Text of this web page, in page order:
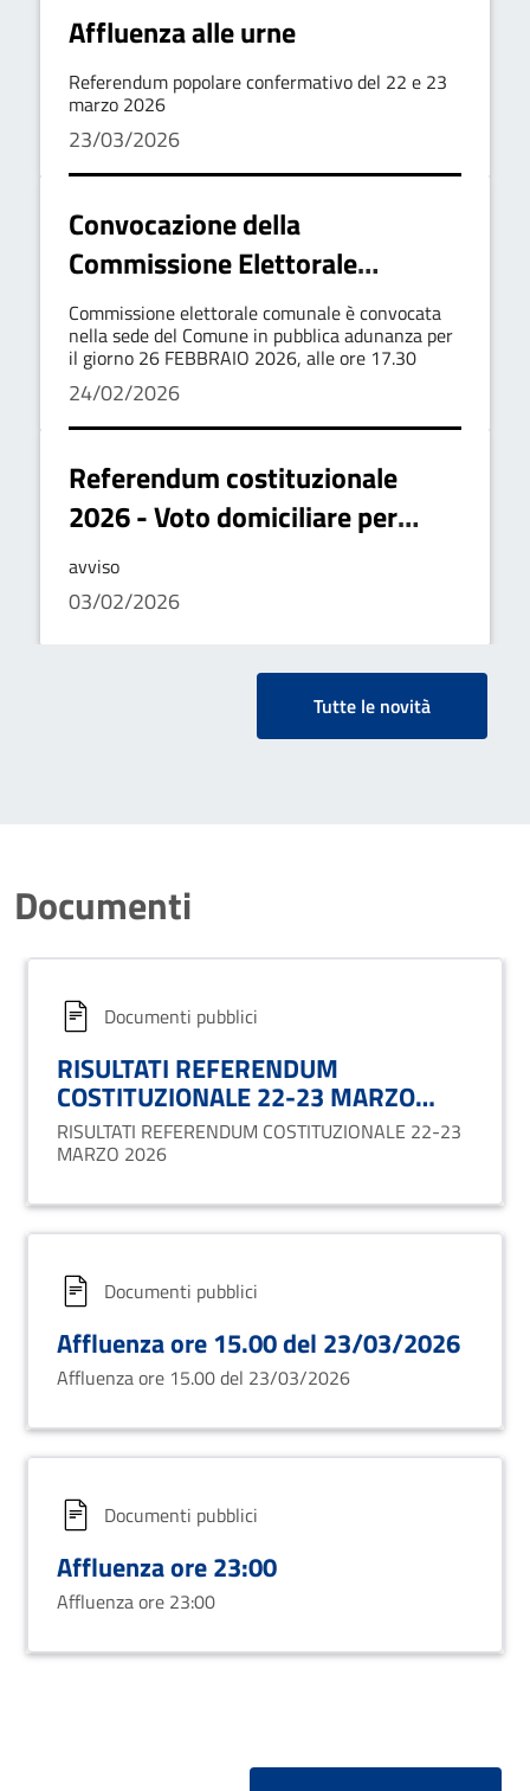
Affluenza alle urne
Referendum popolare confermativo del 22 e 23
marzo 2026
23/03/2026
Convocazione della
Commissione Elettorale
Comunale per la nomina degli
scrutatori
Commissione elettorale comunale è convocata
nella sede del Comune in pubblica adunanza per
il giorno 26 FEBBRAIO 2026, alle ore 17.30
24/02/2026
Referendum costituzionale
2026 - Voto domiciliare per
elettori affetti da disabilità che
renda impossibile
avviso
03/02/2026
Tutte le novità
Documenti
Documenti pubblici
RISULTATI REFERENDUM
COSTITUZIONALE 22-23 MARZO
2026
RISULTATI REFERENDUM COSTITUZIONALE 22-23
MARZO 2026
Documenti pubblici
Affluenza ore 15.00 del 23/03/2026
Affluenza ore 15.00 del 23/03/2026
Documenti pubblici
Affluenza ore 23:00
Affluenza ore 23:00